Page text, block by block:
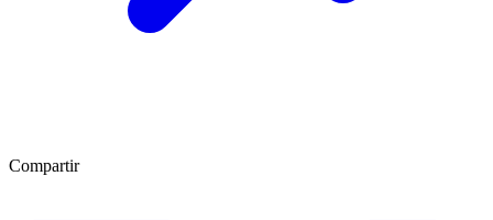
Compartir